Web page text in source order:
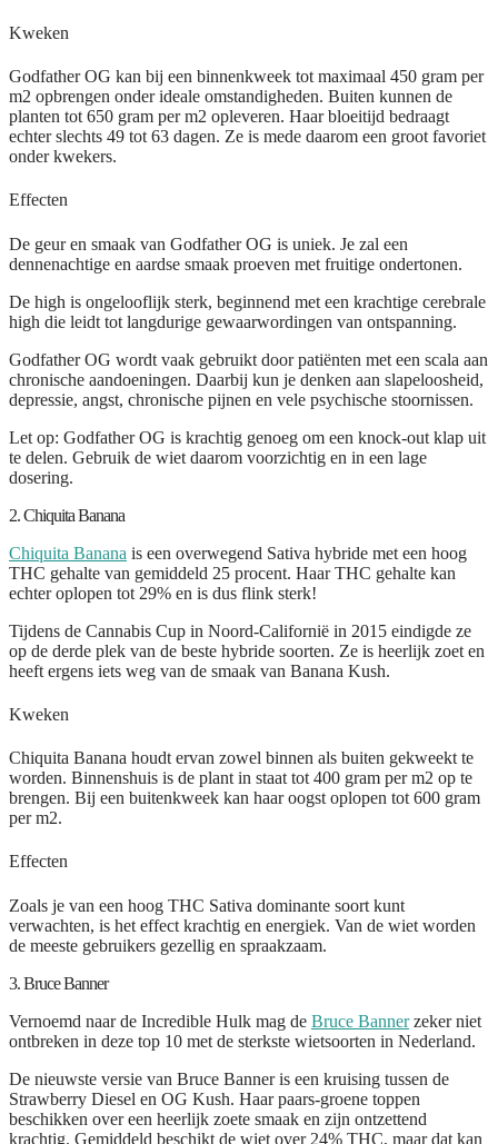
Kweken
Godfather OG kan bij een binnenkweek tot maximaal 450 gram per
m2 opbrengen onder ideale omstandigheden. Buiten kunnen de
planten tot 650 gram per m2 opleveren. Haar bloeitijd bedraagt
echter slechts 49 tot 63 dagen. Ze is mede daarom een groot favoriet
onder kwekers.
Effecten
De geur en smaak van Godfather OG is uniek. Je zal een
dennenachtige en aardse smaak proeven met fruitige ondertonen.
De high is ongelooflijk sterk, beginnend met een krachtige cerebrale
high die leidt tot langdurige gewaarwordingen van ontspanning.
Godfather OG wordt vaak gebruikt door patiënten met een scala aan
chronische aandoeningen. Daarbij kun je denken aan slapeloosheid,
depressie, angst, chronische pijnen en vele psychische stoornissen.
Let op: Godfather OG is krachtig genoeg om een knock-out klap uit
te delen. Gebruik de wiet daarom voorzichtig en in een lage
dosering.
2. Chiquita Banana
Chiquita Banana is een overwegend Sativa hybride met een hoog
THC gehalte van gemiddeld 25 procent. Haar THC gehalte kan
echter oplopen tot 29% en is dus flink sterk!
Tijdens de Cannabis Cup in Noord-Californië in 2015 eindigde ze
op de derde plek van de beste hybride soorten. Ze is heerlijk zoet en
heeft ergens iets weg van de smaak van Banana Kush.
Kweken
Chiquita Banana houdt ervan zowel binnen als buiten gekweekt te
worden. Binnenshuis is de plant in staat tot 400 gram per m2 op te
brengen. Bij een buitenkweek kan haar oogst oplopen tot 600 gram
per m2.
Effecten
Zoals je van een hoog THC Sativa dominante soort kunt
verwachten, is het effect krachtig en energiek. Van de wiet worden
de meeste gebruikers gezellig en spraakzaam.
3. Bruce Banner
Vernoemd naar de Incredible Hulk mag de Bruce Bannerzeker niet
ontbreken in deze top 10 met de sterkste wietsoorten in Nederland.
De nieuwste versie van Bruce Banner is een kruising tussen de
Strawberry Diesel en OG Kush. Haar paars-groene toppen
beschikken over een heerlijk zoete smaak en zijn ontzettend
krachtig. Gemiddeld beschikt de wiet over 24% THC, maar dat kan